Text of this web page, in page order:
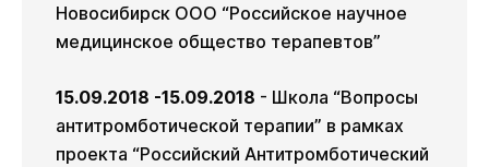
Новосибирск ООО “Российское научное
медицинское общество терапевтов”
15.09.2018 -15.09.2018 - Школа “Вопросы
антитромботической терапии” в рамках
проекта “Российский Антитромботический